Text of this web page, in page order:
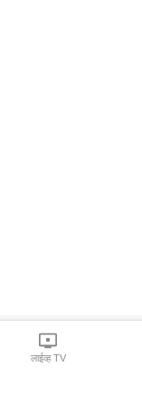
लाईव्ह TV